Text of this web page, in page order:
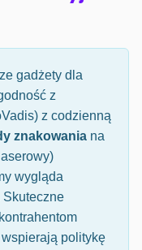
gadżety dla
z
z codzienną
znakowania na
wygląda
Skuteczne
politykę